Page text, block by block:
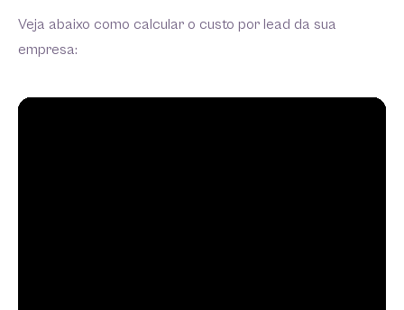
Veja abaixo como calcular o custo por lead da sua
empresa: